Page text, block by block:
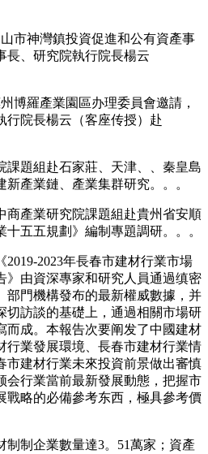
市神灣鎮投資促進和公有資產事
長、研究院執行院長楊云
羅產業園區办理委員會邀請，
行院長楊云（客座传授）赴
題組赴石家莊、天津、、秦皇島
產業鏈、產業集群研究。。。
產業研究院課題組赴貴州省安順
五五規劃》編制專題調研。。。
2023年長春市建材行業市場
》由資深專家和研究人員通過缜密
部門機構發布的最新權威數據，并
切訪談的基礎上，通過相關市場研
而成。本報告次要阐发了中國建材
行業發展環境、長春市建材行業情
市建材行業未來投資前景做出審慎
会行業當前最新發展動態，把握市
戰略的必備參考东西，極具參考價
制企業數量達3。51萬家；資產